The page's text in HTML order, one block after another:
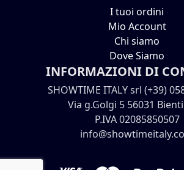
I tuoi ordini
Mio Account
Chi siamo
Dove Siamo
INFORMAZIONI DI
SHOWTIME ITALY srl (+39)
Via g.Golgi 5 56031
P.IVA 02085850507